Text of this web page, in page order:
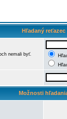
Hľadaný reťazec
nemali byť.
Možnosti